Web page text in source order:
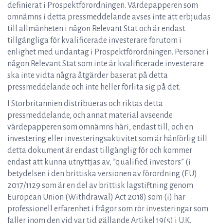
definierat i Prospektförordningen. Värdepapperen som
omnämns i detta pressmeddelande avses inte att erbjudas
till allmänheten i någon Relevant Stat och är endast
tillgängliga för kvalificerade investerare förutom i
enlighet med undantag i Prospektförordningen. Personer i
någon Relevant Stat som inte är kvalificerade investerare
ska inte vidta några åtgärder baserat på detta
pressmeddelande och inte heller förlita sig på det.
I Storbritannien distribueras och riktas detta
pressmeddelande, och annat material avseende
värdepapperen som omnämns häri, endast till, och en
investering eller investeringsaktivitet som är hänförlig till
detta dokument är endast tillgänglig för och kommer
endast att kunna utnyttjas av, ”qualified investors” (i
betydelsen i den brittiska versionen av förordning (EU)
2017/1129 som är en del av brittisk lagstiftning genom
European Union (Withdrawal) Act 2018) som (i) har
professionell erfarenhet i frågor som rör investeringar som
faller inom den vid var tid gällande Artikel 19(5) i U.K.